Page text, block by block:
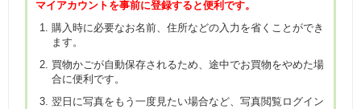
マイアカウントを事前に登録すると便利です。
購入時に必要なお名前、住所などの入力を省くことができ
ます。
買物かごが自動保存されるため、途中でお買物をやめた場
合に便利です。
翌日に写真をもう一度見たい場合など、写真閲覧ログイン